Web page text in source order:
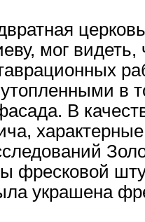
мог видеть,
В
фресковой
украшена